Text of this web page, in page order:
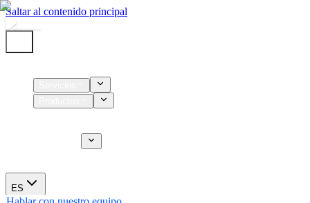
Saltar al contenido principal
ES